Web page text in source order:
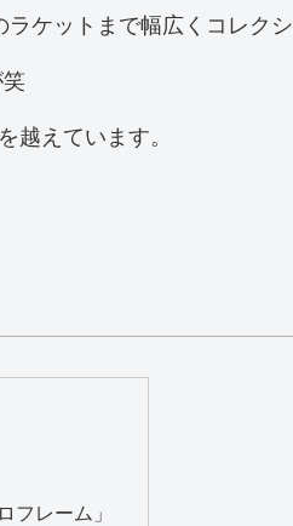
ケットまで幅広くコレクシ
越えています。
フレーム」